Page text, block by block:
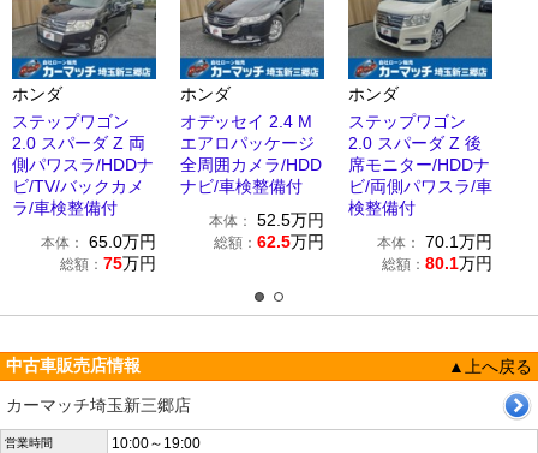
ホンダ
ステップワゴン
2.0 スパーダ Z 両
側パワスラ/HDDナ
ビ/TV/バックカメ
ラ/車検整備付
本体： 65.0万円
総額： 75万円
ホンダ
オデッセイ 2.4 M
エアロパッケージ
全周囲カメラ/HDD
ナビ/車検整備付
本体： 52.5万円
総額： 62.5万円
ホンダ
ステップワゴン
2.0 スパーダ Z 後
席モニター/HDDナ
ビ/両側パワスラ/車
検整備付
本体： 70.1万円
総額： 80.1万円
中古車販売店情報
▲上へ戻る
カーマッチ埼玉新三郷店
営業時間 10:00～19:00